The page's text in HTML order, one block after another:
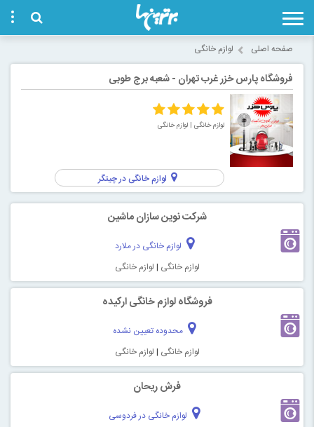
صفحه اصلی لوازم خانگی
فروشگاه پارس خزر غرب تهران - شعبه برج طوبی
لوازم خانگی | لوازم خانگی
لوازم خانگی در چیتگر
شرکت نوین سازان ماشین
لوازم خانگی در ملارد
لوازم خانگی | لوازم خانگی
فروشگاه لوازم خانگی ارکیده
محدوده تعیین نشده
لوازم خانگی | لوازم خانگی
فرش ریحان
لوازم خانگی در فردوسی